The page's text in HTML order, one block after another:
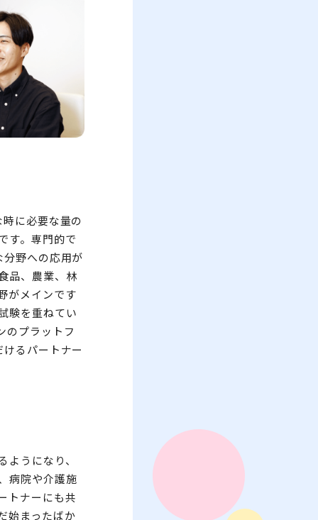
に必要な量の
す。専門的で
野への応用が
品、農業、林
がメインです
験を重ねてい
のプラットフ
るパートナー
うになり、
病院や介護施
トナーにも共
始まったばか